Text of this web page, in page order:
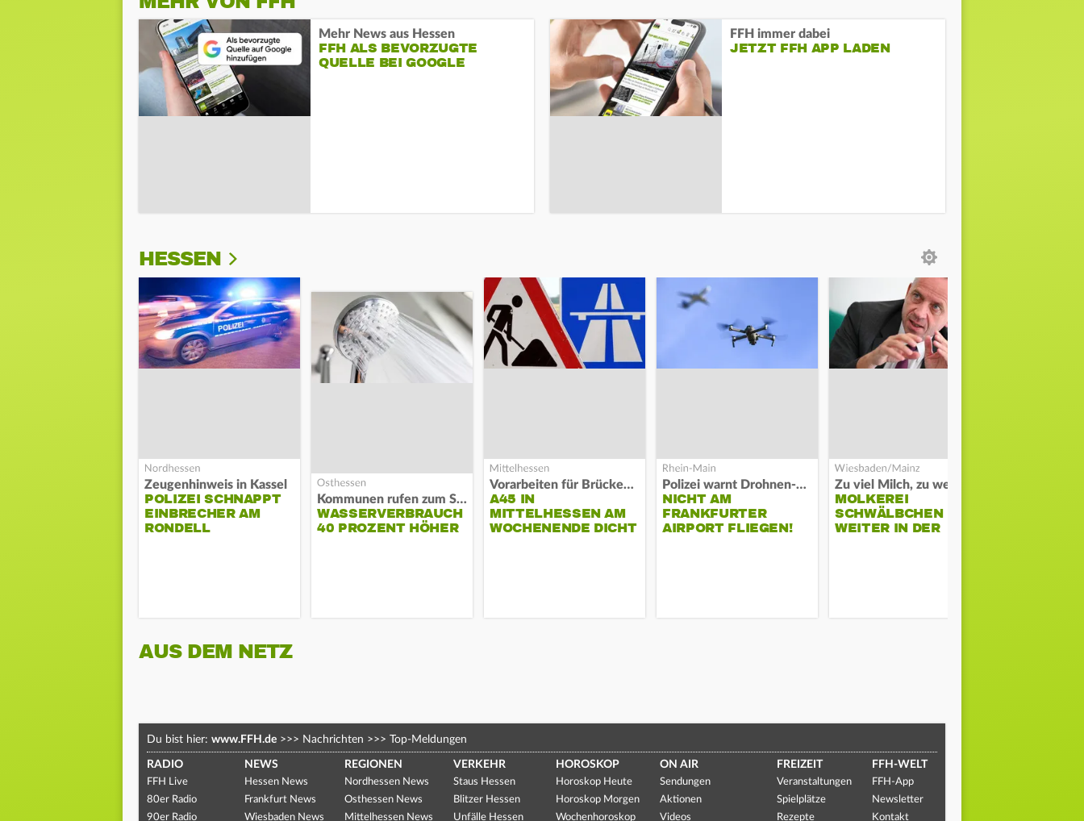
Mehr News aus Hessen
FFH ALS BEVORZUGTE
QUELLE BEI GOOGLE
FFH immer dabei
JETZT FFH APP LADEN
HESSEN
Zeugenhinweis in Kassel
POLIZEI SCHNAPPT
EINBRECHER AM
RONDELL
Kommunen rufen zum Sparen auf
WASSERVERBRAUCH
40 PROZENT HÖHER
Vorarbeiten für Brücken-Neubau
A45 IN
MITTELHESSEN AM
WOCHENENDE DICHT
Polizei warnt Drohnen-Besitzer
NICHT AM
FRANKFURTER
AIRPORT FLIEGEN!
MOLKEREI
SCHWÄLBCHEN
WEITER IN DER
AUS DEM NETZ
Du bist hier: www.FFH.de >>> Nachrichten >>> Top-Meldungen
RADIO
FFH Live
80er Radio
90er Radio
NEWS
Hessen News
Frankfurt News
Wiesbaden News
REGIONEN
Nordhessen News
Osthessen News
Mittelhessen News
VERKEHR
Staus Hessen
Blitzer Hessen
Unfälle Hessen
HOROSKOP
Horoskop Heute
Horoskop Morgen
Wochenhoroskop
ON AIR
Sendungen
Aktionen
Videos
FREIZEIT
Veranstaltungen
Spielplätze
Rezepte
FFH-WELT
FFH-App
Newsletter
Kontakt